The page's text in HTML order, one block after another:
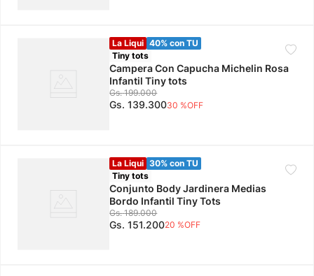
La Liqui 40% con TU
Tiny tots
Campera Con Capucha Michelin Rosa
Infantil Tiny tots
Gs. 199.000
Gs. 139.30030 %OFF
La Liqui 30% con TU
Tiny tots
Conjunto Body Jardinera Medias
Bordo Infantil Tiny Tots
Gs. 189.000
Gs. 151.20020 %OFF